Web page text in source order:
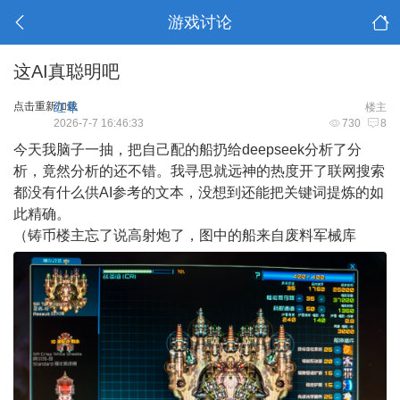
游戏讨论
这AI真聪明吧
点击重新加载 楼主
红隼
730 8
2026-7-7 16:46:33
今天我脑子一抽，把自己配的船扔给deepseek分析了分
析，竟然分析的还不错。我寻思就远神的热度开了联网搜索
都没有什么供AI参考的文本，没想到还能把关键词提炼的如
此精确。
（铸币楼主忘了说高射炮了，图中的船来自废料军械库